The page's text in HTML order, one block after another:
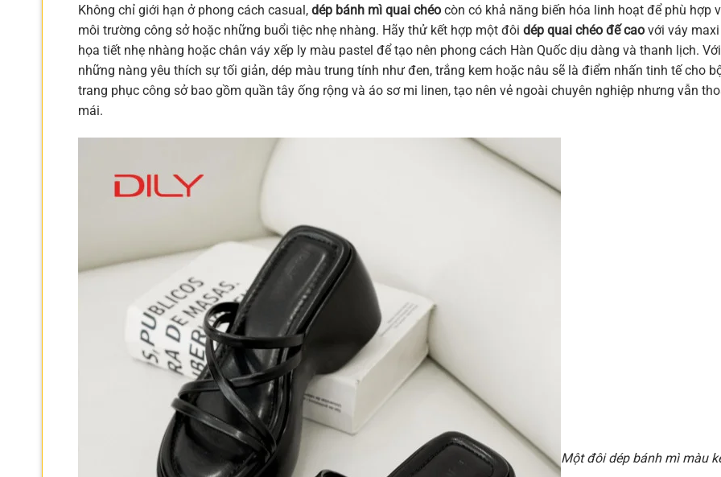
Không chỉ giới hạn ở phong cách casual, dép bánh mì quai chéo còn có khả năng biến hóa linh hoạt để phù hợp
môi trường công sở hoặc những buổi tiệc nhẹ nhàng. Hãy thử kết hợp một đôi dép quai chéo đế cao với váy maxi
họa tiết nhẹ nhàng hoặc chân váy xếp ly màu pastel để tạo nên phong cách Hàn Quốc dịu dàng và thanh lịch. Với
những nàng yêu thích sự tối giản, dép màu trung tính như đen, trắng kem hoặc nâu sẽ là điểm nhấn tinh tế cho
trang phục công sở bao gồm quần tây ống rộng và áo sơ mi linen, tạo nên vẻ ngoài chuyên nghiệp nhưng vẫn
mái.
Một đôi dép bánh mì màu